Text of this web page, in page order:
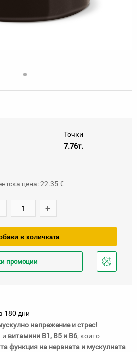
Точки
7.76т.
цена: 22.35 €
+
в количката
промоции
Добави
180 дни
напрежение и стрес!
и витамини В1, В5 и В6, които
функция на нервната и мускулната